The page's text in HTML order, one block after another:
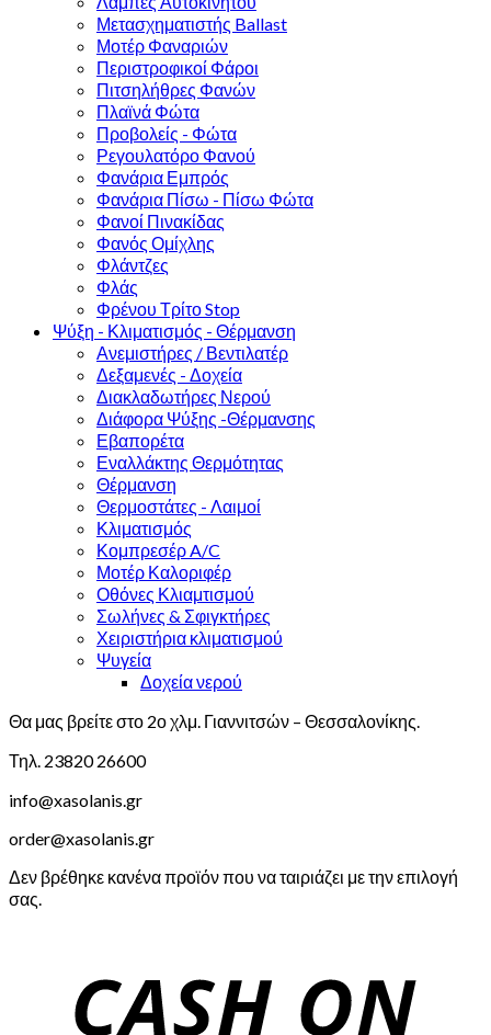
Μετασχηματιστής Ballast
Μοτέρ Φαναριών
Περιστροφικοί Φάροι
Πιτσηλήθρες Φανών
Πλαϊνά Φώτα
Προβολείς - Φώτα
Ρεγουλατόρο Φανού
Φανάρια Εμπρός
Φανάρια Πίσω - Πίσω Φώτα
Φανοί Πινακίδας
Φανός Ομίχλης
Φλάντζες
Φλάς
Φρένου Τρίτο Stop
Ψύξη - Κλιματισμός - Θέρμανση
Ανεμιστήρες / Βεντιλατέρ
Δεξαμενές - Δοχεία
Διακλαδωτήρες Νερού
Διάφορα Ψύξης -Θέρμανσης
Εβαπορέτα
Εναλλάκτης Θερμότητας
Θέρμανση
Θερμοστάτες - Λαιμοί
Κλιματισμός
Κομπρεσέρ A/C
Μοτέρ Καλοριφέρ
Οθόνες Κλιαμτισμού
Σωλήνες & Σφιγκτήρες
Χειριστήρια κλιματισμού
Ψυγεία
Δοχεία νερού
Θα μας βρείτε στο 2ο χλμ. Γιαννιτσών – Θεσσαλονίκης.
Τηλ. 23820 26600
info@xasolanis.gr
order@xasolanis.gr
Δεν βρέθηκε κανένα προϊόν που να ταιριάζει με την επιλογή
σας.